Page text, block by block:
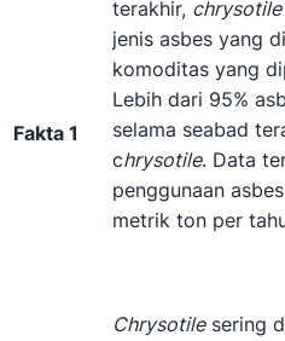
Fakta 1
terakhir, chrysotile
jenis asbes yang
komoditas yang
Lebih dari 95%
selama seabad
chrysotile. Data
penggunaan
metrik ton per
Chrysotilesering